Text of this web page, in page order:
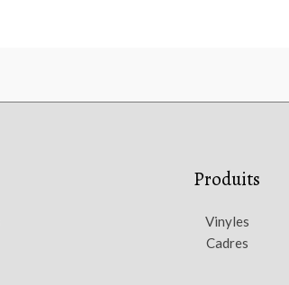
Produits
Vinyles
Cadres